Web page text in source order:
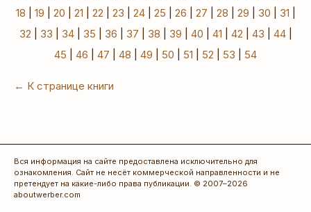
18
19 20 21 22 23 24| 25 26 27 28 29 30 31
32
33 34| 35 36 37 38 39 40 41 42 43 44|
45
46 47 48 49 50 51 52 53 54
← К странице книги
Вся информация на сайте предоставлена исключительно для
ознакомления. Сайт не несёт коммерческой направленности и не
претендует на какие-либо права публикации. © 2007–2026
aboutwerber.com